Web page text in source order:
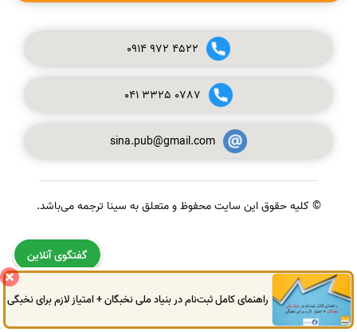
0914972 4522
041 3325 0787
sina.pub@gmail.com
© کلیه حقوق این سایت محفوظ و متعلق به سینا ترجمه می‌باشد.
04133250787
09149724522
راهنمای کامل ثبت‌نام در بنیاد ملی نخبگان + امتیاز لازم برای نخبگی
گفتگوی آنلاین